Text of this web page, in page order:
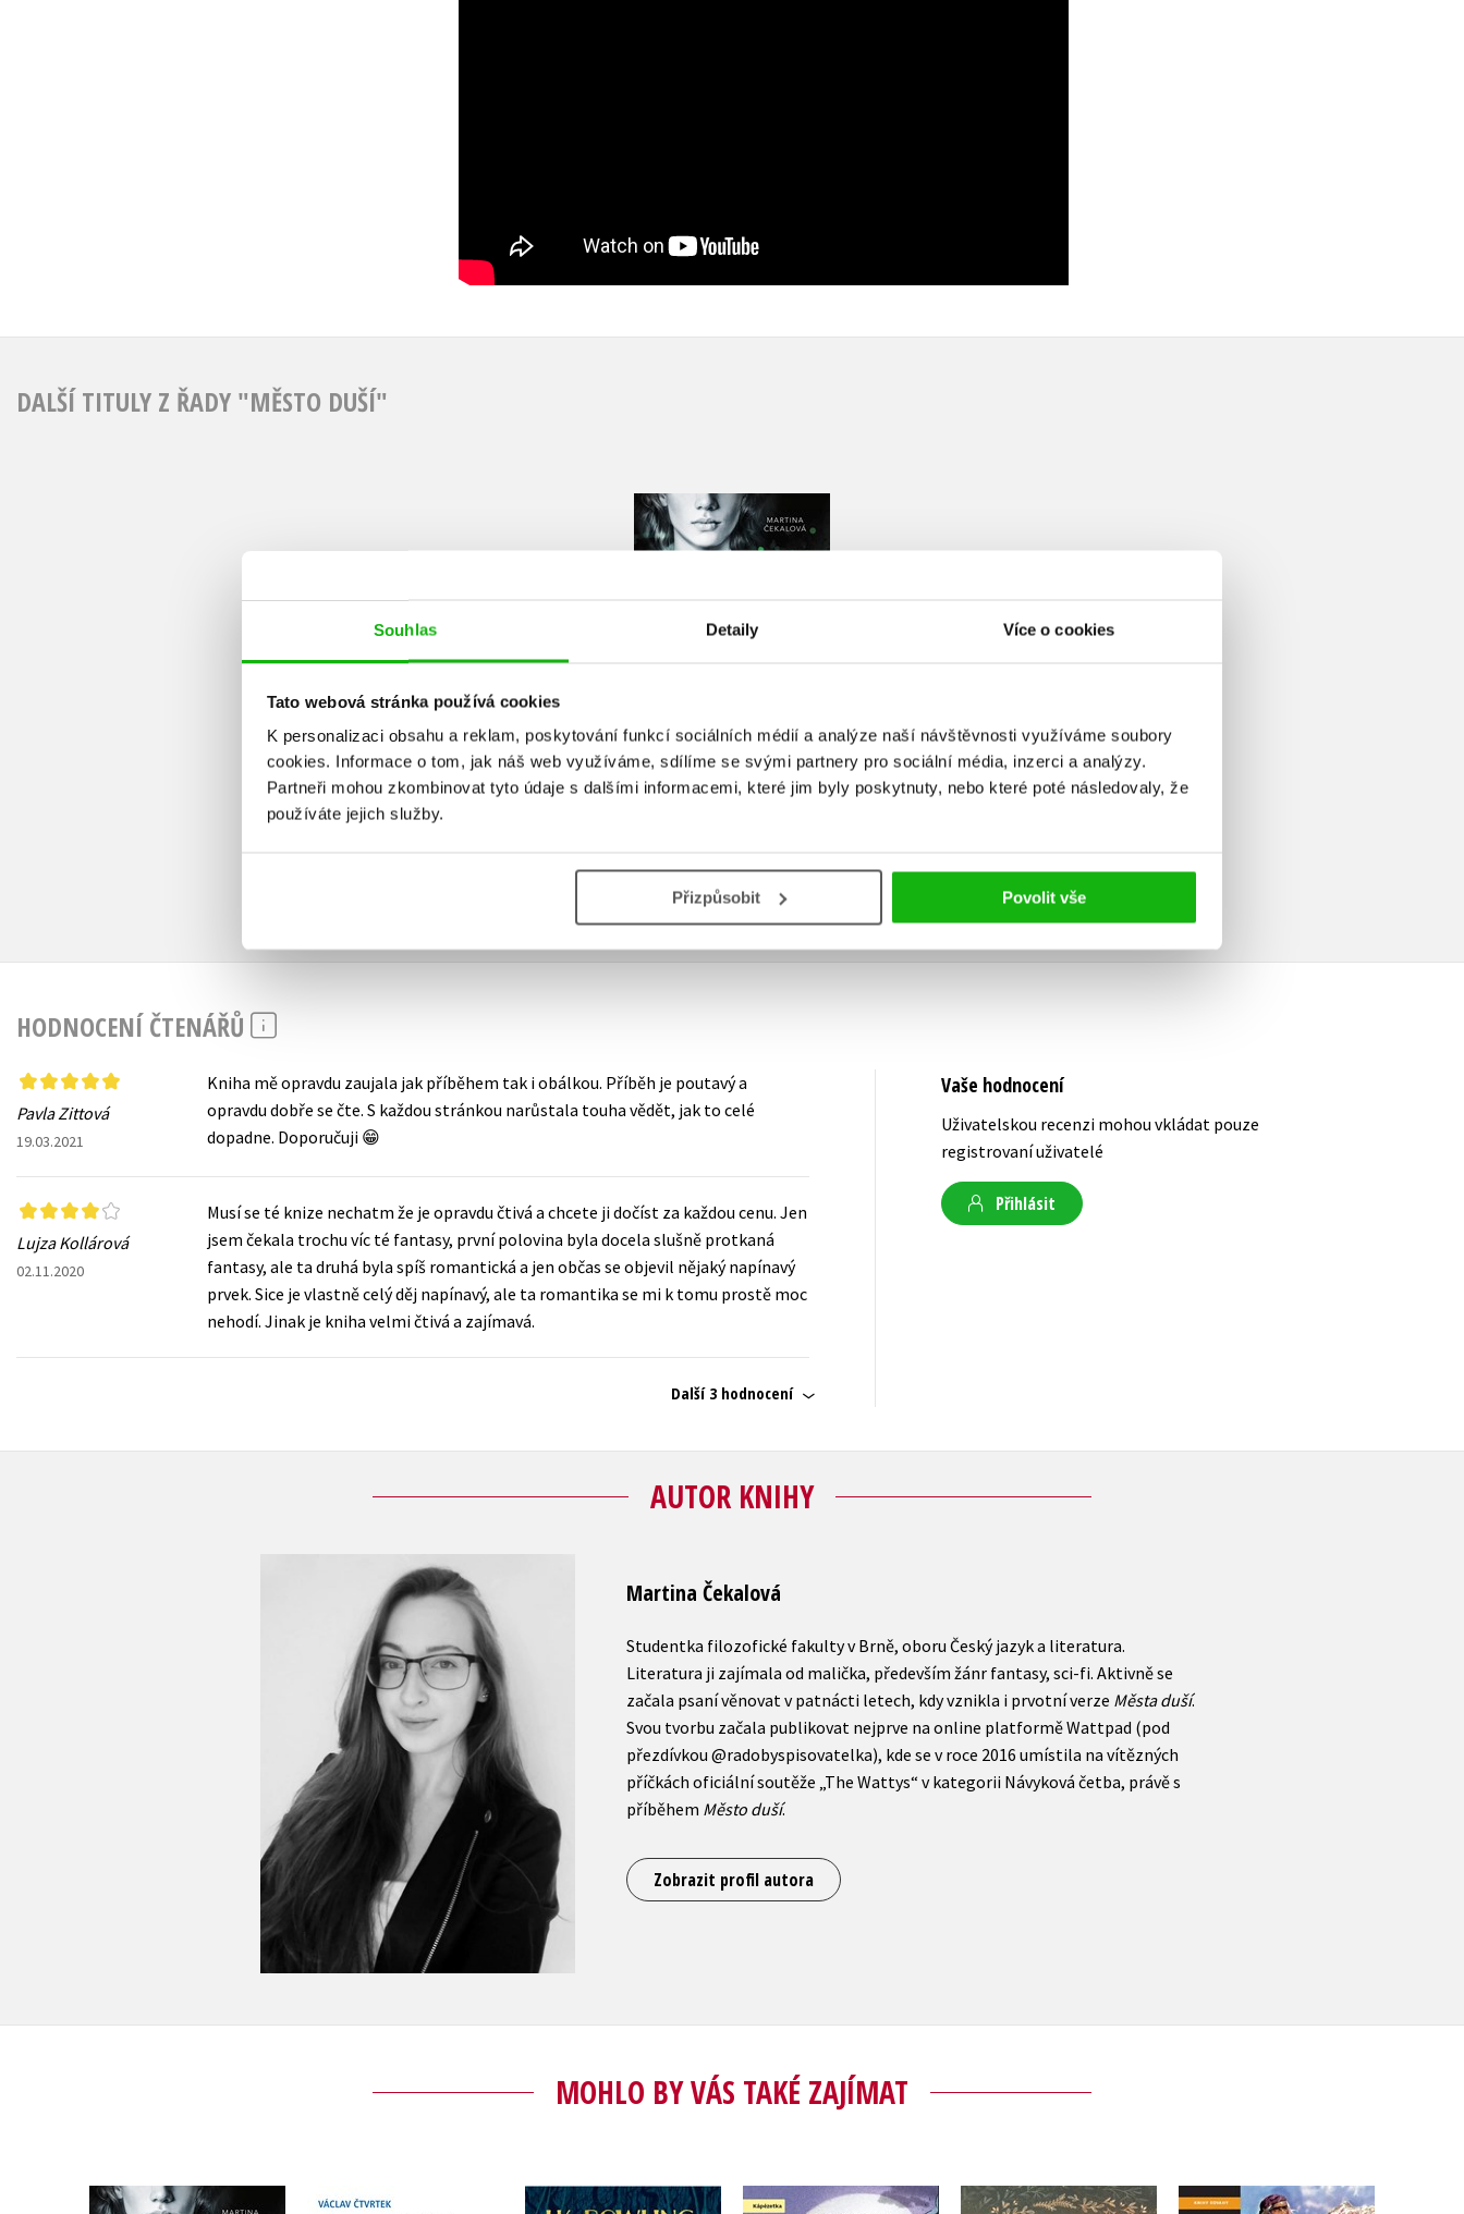
Souhlas Detaily Více o cookies
Tato webová stránka používá cookies
K personalizaci obsahu a reklam, poskytování funkcí sociálních médií a analýze naší návštěvnosti využíváme soubory
cookies. Informace o tom, jak náš web využíváme, sdílíme se svými partnery pro sociální média, inzerci a analýzy.
Partneři mohou zkombinovat tyto údaje s dalšími informacemi, které jim byly poskytnuty, nebo které poté následovaly, že
používáte jejich služby.
Přizpůsobit Povolit vše
DALŠÍ TITULY Z ŘADY "MĚSTO DUŠÍ"
Město zrady
299 Kč
239 Kč
HODNOCENÍ ČTENÁŘŮ
Pavla Zittová
19.03.2021
Kniha mě opravdu zaujala jak příběhem tak i obálkou. Příběh je poutavý a
opravdu dobře se čte. S každou stránkou narůstala touha vědět, jak to celé
dopadne. Doporučuji 😁
Lujza Kollárová
02.11.2020
Musí se té knize nechatm že je opravdu čtivá a chcete ji dočíst za každou cenu. Jen
jsem čekala trochu víc té fantasy, první polovina byla docela slušně protkaná
fantasy, ale ta druhá byla spíš romantická a jen občas se objevil nějaký napínavý
prvek. Sice je vlastně celý děj napínavý, ale ta romantika se mi k tomu prostě moc
nehodí. Jinak je kniha velmi čtivá a zajímavá.
Další 3 hodnocení
Vaše hodnocení
Uživatelskou recenzi mohou vkládat pouze
registrovaní uživatelé
Přihlásit
AUTOR KNIHY
Martina Čekalová
Studentka filozofické fakulty v Brně, oboru Český jazyk a literatura.
Literatura ji zajímala od malička, především žánr fantasy, sci-fi. Aktivně se
začala psaní věnovat v patnácti letech, kdy vznikla i prvotní verze Města duší.
Svou tvorbu začala publikovat nejprve na online platformě Wattpad (pod
přezdívkou @radobyspisovatelka), kde se v roce 2016 umístila na vítězných
příčkách oficiální soutěže „The Wattys“ v kategorii Návyková četba, právě s
příběhem Město duší.
Zobrazit profil autora
MOHLO BY VÁS TAKÉ ZAJÍMAT